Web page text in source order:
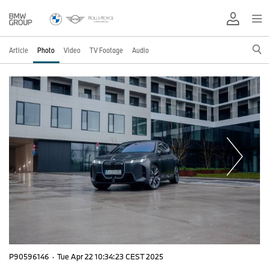
Article Photo Video TV Footage Audio
P90596146 · Tue Apr 22 10:34:23 CEST 2025